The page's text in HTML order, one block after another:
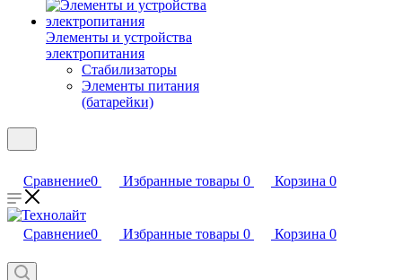
Элементы и устройства
электропитания
Стабилизаторы
Элементы питания
(батарейки)
Сравнение0 Избранные товары 0 Корзина 0
Сравнение0 Избранные товары 0 Корзина 0